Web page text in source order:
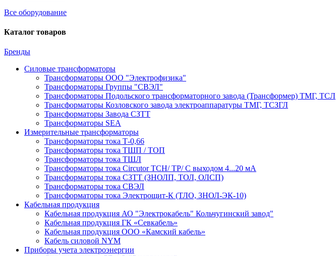
Все оборудование
Каталог товаров
Бренды
Силовые трансформаторы
Трансформаторы ООО "Электрофизика"
Трансформаторы Группы "СВЭЛ"
Трансформаторы Подольского трансформаторного завода (Трансформер) ТМГ, ТСЛ
Трансформаторы Козловского завода электроаппаратуры ТМГ, ТСЗГЛ
Трансформаторы Завода СЗТТ
Трансформаторы SEA
Измерительные трансформаторы
Трансформаторы тока Т-0,66
Трансформаторы тока ТШП / ТОП
Трансформаторы тока ТШЛ
Трансформаторы тока Circutor TCH/ TP/ С выходом 4...20 мА
Трансформаторы тока СЗТТ (ЗНОЛП, ТОЛ, ОЛСП)
Трансформаторы тока СВЭЛ
Трансформаторы тока Электрощит-К (ТЛО, ЗНОЛ-ЭК-10)
Кабельная продукция
Кабельная продукция АО "Электрокабель" Кольчугинский завод"
Кабельная продукция ГК «Севкабель»
Кабельная продукция ООО «Камский кабель»
Кабель силовой NYM
Приборы учета электроэнергии